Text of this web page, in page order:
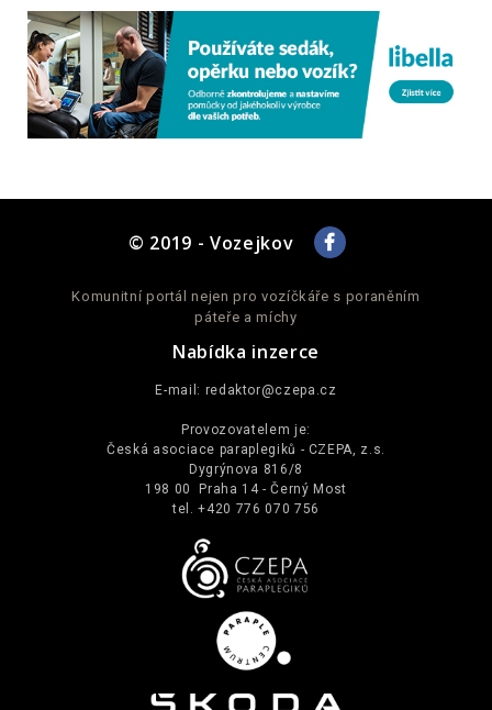
© 2019 - Vozejkov
Komunitní portál nejen pro vozíčkáře s poraněním
páteře a míchy
Nabídka inzerce
E-mail: redaktor@czepa.cz
Provozovatelem je:
Česká asociace paraplegiků - CZEPA, z.s.
Dygrýnova 816/8
198 00 Praha 14 - Černý Most
tel. +420 776 070 756